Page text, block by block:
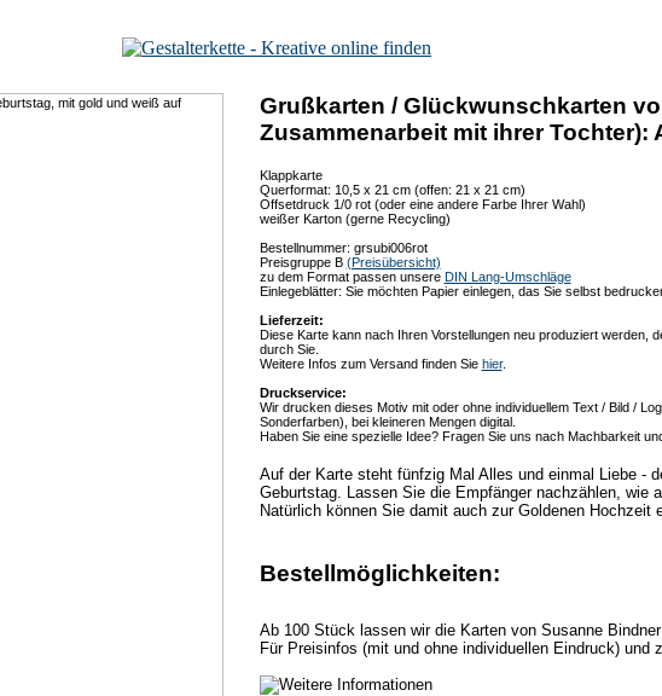
Grußkarten / Glückwunschkarten
Zusammenarbeit mit ihrer Tochter):
Klappkarte
Querformat: 10,5 x 21 cm (offen: 21 x 21 cm)
Offsetdruck 1/0 rot (oder eine andere Farbe Ihrer Wahl)
weißer Karton (gerne Recycling)
Bestellnummer: grsubi006rot
Preisgruppe B (Preisübersicht)
zu dem Format passen unsere DIN Lang-Umschläge
Einlegeblätter: Sie möchten Papier einlegen, das Sie selbst
Lieferzeit:
Diese Karte kann nach Ihren Vorstellungen neu produziert werden,
durch Sie.
Weitere Infos zum Versand finden Sie hier.
Druckservice:
Wir drucken dieses Motiv mit oder ohne individuellem Text / Bild /
Sonderfarben), bei kleineren Mengen digital.
Haben Sie eine spezielle Idee? Fragen Sie uns nach Machbarkeit
Auf der Karte steht fünfzig Mal Alles und einmal Liebe -
Geburtstag. Lassen Sie die Empfänger nachzählen, wie
Natürlich können Sie damit auch zur Goldenen Hochzeit
Bestellmöglichkeiten:
Ab 100 Stück lassen wir die Karten von Susanne
Für Preisinfos (mit und ohne individuellen Eindruck) und